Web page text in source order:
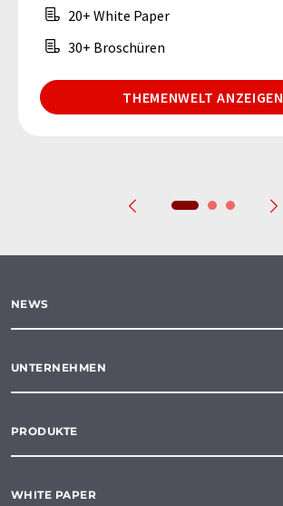
20+ White Paper
30+ Broschüren
THEMENWELT ANZEIGEN
NEWS
UNTERNEHMEN
PRODUKTE
WHITE PAPER